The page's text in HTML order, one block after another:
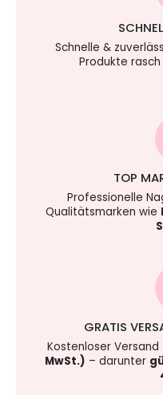
Schnelle &
Produkte
TOP
Professionelle
Qualitätsmarken wie
GRATIS
Kostenloser Versand
MwSt.) – darunter